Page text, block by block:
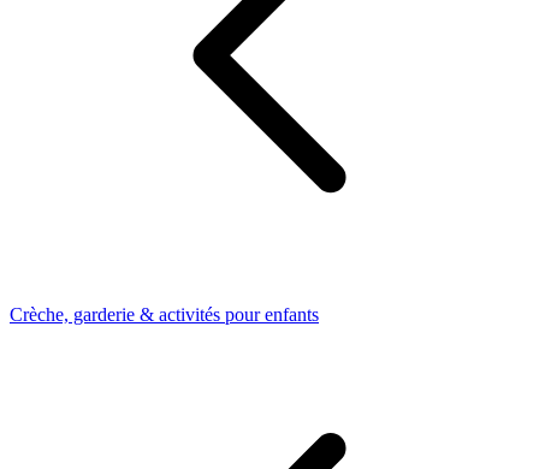
Crèche, garderie & activités pour enfants